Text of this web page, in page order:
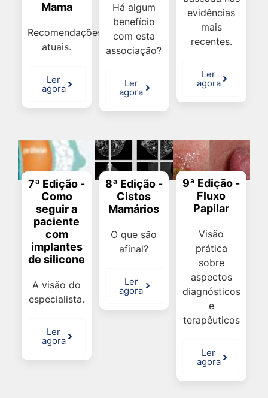
Mama
Recomendações
atuais.
Ler
agora
Há algum
benefício
com esta
associação?
Ler
agora
evidências
mais
recentes.
Ler
agora
7ª Edição -
Como
seguir a
paciente
com
implantes
de silicone
A visão do
especialista.
Ler
agora
8ª Edição -
Cistos
Mamários
O que são
afinal?
Ler
agora
9ª Edição -
Fluxo
Papilar
Visão
prática
sobre
aspectos
diagnósticos
e
terapêuticos
Ler
agora